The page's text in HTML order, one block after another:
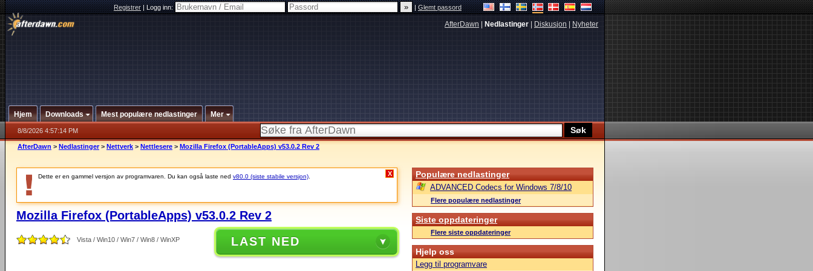
Registrer|Logg inn: |Glemt passord
AfterDawn Nedlastinger Diskusjon Nyheter
Hjem Downloads Mest populære nedlastinger Mer
8/8/2026 4:57:14 PM
AfterDawn > Nedlastinger > Nettverk > Nettlesere > Mozilla Firefox (PortableApps) v53.0.2 Rev 2
Dette er en gammel versjon av programvaren. Du kan også laste ned v80.0 (siste stabile versjon) X
Mozilla Firefox (PortableApps) v53.0.2 Rev 2
Vista / Win10 / Win7 / Win8 / WinXP LAST NED
Populære nedlastinger
ADVANCED Codecs for Windows 7/8/10
Flere populære nedlastinger
Siste oppdateringer
Flere siste oppdateringer
Hjelp oss
Legg til programvare